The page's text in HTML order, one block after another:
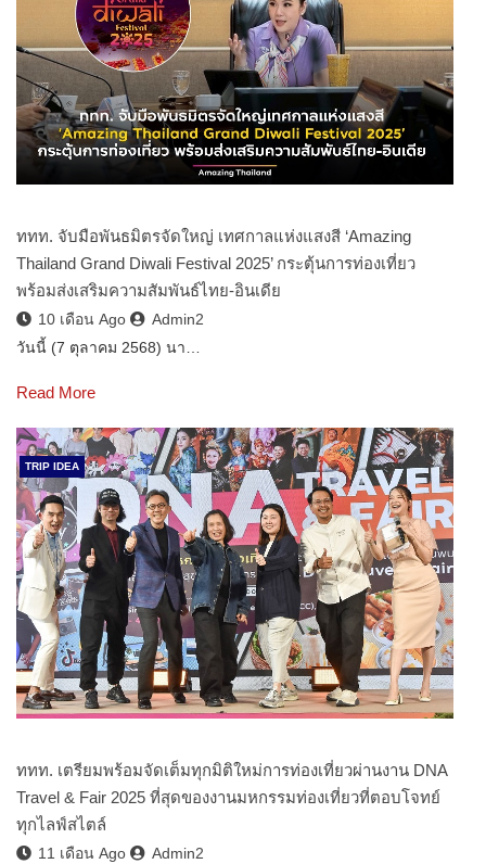
ททท. จับมือพันธมิตรจัดใหญ่ เทศกาลแห่งแสงสี ‘Amazing
Thailand Grand Diwali Festival 2025’ กระตุ้นการท่องเที่ยว
พร้อมส่งเสริมความสัมพันธ์ไทย-อินเดีย
10 เดือน Ago
Admin2
วันนี้ (7 ตุลาคม 2568) นา…
Read More
TRIP IDEA
ททท. เตรียมพร้อมจัดเต็มทุกมิติใหม่การท่องเที่ยวผ่านงาน DNA
Travel & Fair 2025 ที่สุดของงานมหกรรมท่องเที่ยวที่ตอบโจทย์
ทุกไลฟ์สไตล์
11 เดือน Ago
Admin2